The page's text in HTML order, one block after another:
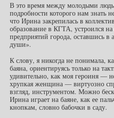
В это время между молодыми
подробности которого нам знать
что Ирина закрепилась в
образование в КГТА, устроился
предприятий города, оставшись в
души».
К слову, я никогда не понимала,
баяна, ориентируясь только на
удивительно, как моя героиня —
хрупкая женщина — виртуозно
взгляд, инструментом. Можно
Ирина играет на баяне, как ее
кнопкам, словно бабочки в саду.